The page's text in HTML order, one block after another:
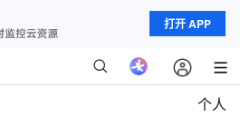
打开 APP
个人